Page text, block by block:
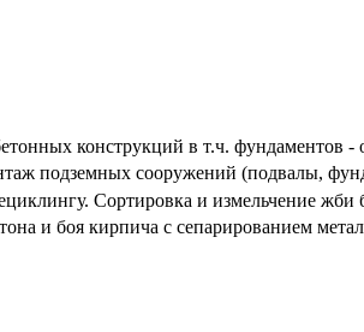
конструкций в т.ч. фундаментов -
подземных сооружений (подвалы,
Сортировка и измельчение
и боя кирпича с сепарированием